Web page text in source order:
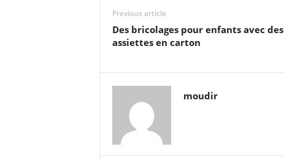
Previous article
Des bricolages pour enfants avec des
assiettes en carton
moudir